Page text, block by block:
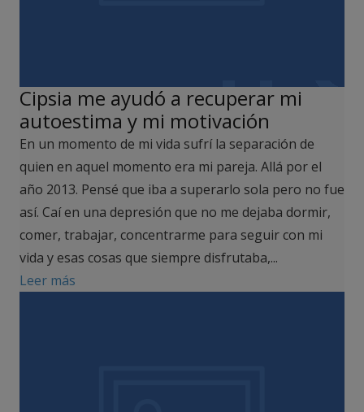
Cipsia me ayudó a recuperar mi
autoestima y mi motivación
En un momento de mi vida sufrí la separación de
quien en aquel momento era mi pareja. Allá por el
año 2013. Pensé que iba a superarlo sola pero no fue
así. Caí en una depresión que no me dejaba dormir,
comer, trabajar, concentrarme para seguir con mi
vida y esas cosas que siempre disfrutaba,...
Leer más